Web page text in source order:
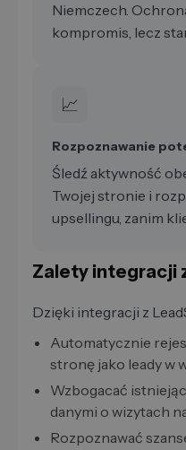
Niemczech.
kompromis, lecz
📈
Rozpoznawanie
Śledź aktywność
Twojej stronie i
upsellingu, zanim
Zalety integracji
Dzięki integracji z
Automatycznie
stronę jako leady w
Wzbogacać
danymi o wizytach
Rozpoznawać